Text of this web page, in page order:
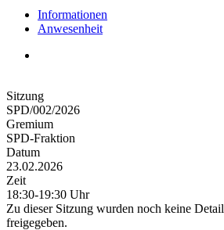
Informationen
Anwesenheit
Sitzung
SPD/002/2026
Gremium
SPD-Fraktion
Datum
23.02.2026
Zeit
18:30-19:30 Uhr
Zu dieser Sitzung wurden noch keine
freigegeben.